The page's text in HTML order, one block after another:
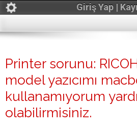
Giriş Yap |
Printer sorunu:
model yazıcımı
kullanamıyorum
olabilirmisiniz.